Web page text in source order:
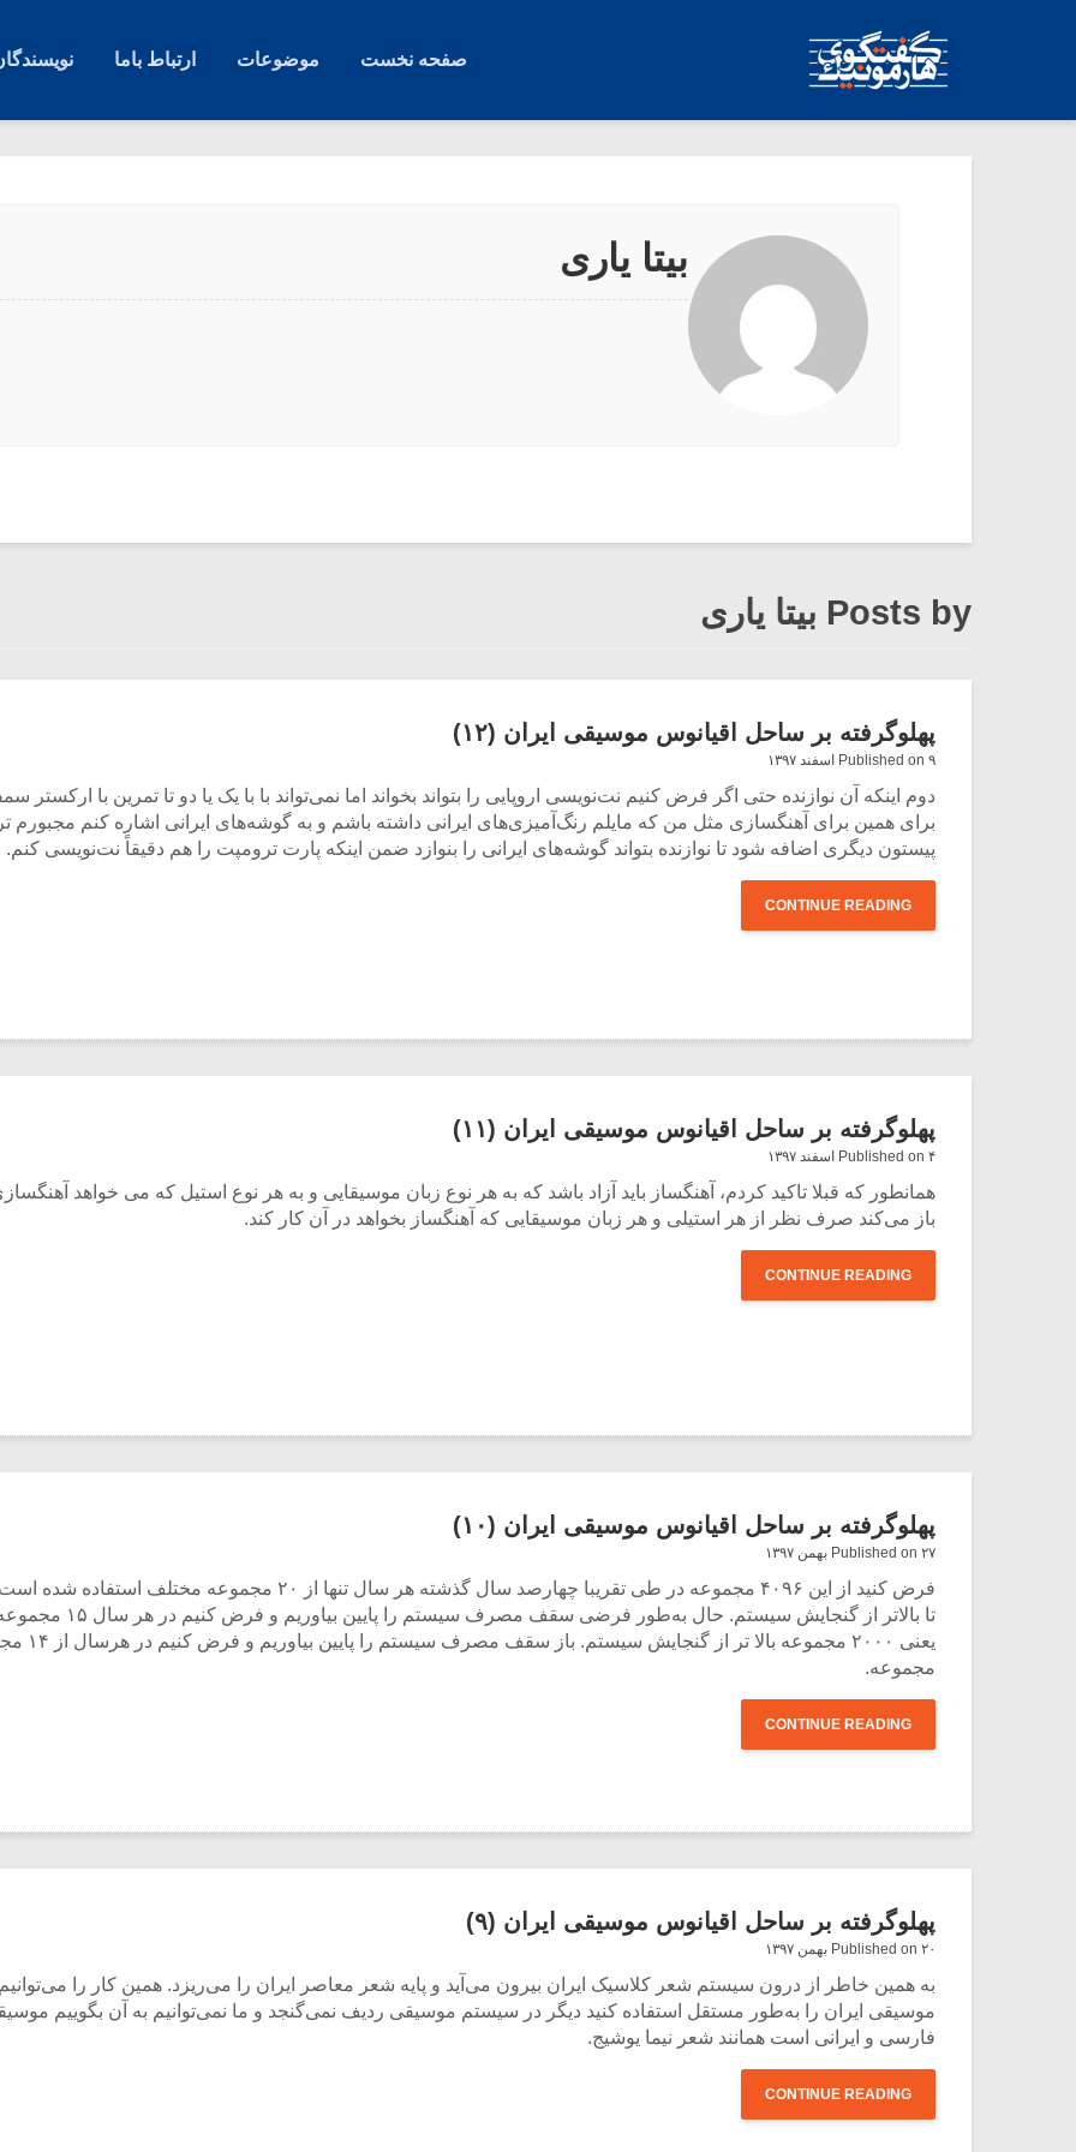
صفحه نخست موضوعات ارتباط باما
بیتا یاری
Posts by بیتا یاری
پهلوگرفته بر ساحل اقیانوس موسیقی ایران (۱۲)
Published on ۹ اسفند ۱۳۹۷
دوم اینکه آن نوازنده حتی اگر فرض کنیم نت‌نویسی اروپایی را بتواند بخواند اما نمی‌تواند با با یک یا دو تا تمرین با
برای همین برای آهنگسازی مثل من که مایلم رنگ‌آمیزی‌های ایرانی داشته باشم و به گوشه‌های ایرانی اشاره کنم
پیستون دیگری اضافه شود تا نوازنده بتواند گوشه‌های ایرانی را بنوازد ضمن اینکه پارت ترومپت را هم دقیقاً نت‌نویسی کنم.
CONTINUE READING
پهلوگرفته بر ساحل اقیانوس موسیقی ایران (۱۱)
Published on ۴ اسفند ۱۳۹۷
همانطور که قبلا تاکید کردم، آهنگساز باید آزاد باشد که به هر نوع زبان موسیقایی و به هر نوع استیل که می خواهد
باز می‌کند صرف نظر از هر استیلی و هر زبان موسیقایی که آهنگساز بخواهد در آن کار کند.
CONTINUE READING
پهلوگرفته بر ساحل اقیانوس موسیقی ایران (۱۰)
Published on ۲۷ بهمن ۱۳۹۷
مجموعه.
CONTINUE READING
پهلوگرفته بر ساحل اقیانوس موسیقی ایران (۹)
Published on ۲۰ بهمن ۱۳۹۷
به همین خاطر از درون سیستم شعر کلاسیک ایران بیرون می‌آید و پایه شعر معاصر ایران را می‌ریزد. همین کار را
موسیقی ایران را به‌طور مستقل استفاده کنید دیگر در سیستم موسیقی ردیف نمی‌گنجد و ما نمی‌توانیم به آن بگوییم
فارسی و ایرانی است همانند شعر نیما یوشیج.
CONTINUE READING